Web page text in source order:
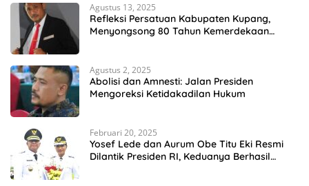
Agustus 13, 2025
Refleksi Persatuan Kabupaten Kupang,
Menyongsong 80 Tahun Kemerdekaan
Agustus 2, 2025
Abolisi dan Amnesti: Jalan Presiden
Mengoreksi Ketidakadilan Hukum
Februari 20, 2025
Yosef Lede dan Aurum Obe Titu Eki Resmi
Dilantik Presiden RI, Keduanya Berhasil